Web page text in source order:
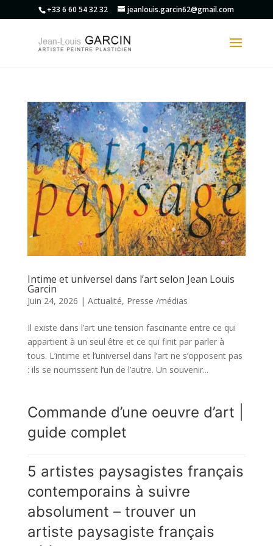
+33 6 60 54 32 32 jeanlouis.garcin62@gmail.com
Intime et universel dans l’art selon Jean Louis
Garcin
Juin 24, 2026 | Actualité, Presse /médias
Il existe dans l’art une tension fascinante entre ce qui
appartient à un seul être et ce qui finit par parler à
tous. L’intime et l’universel dans l’art ne s’opposent pas
: ils se nourrissent l’un de l’autre. Un souvenir...
Commande d’une oeuvre d’art |
guide complet
5 artistes paysagistes français
contemporains à suivre
absolument – trouver un
artiste paysagiste français